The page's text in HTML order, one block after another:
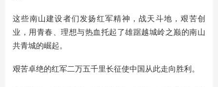
这些南山建设者们发扬红军精神，战天斗地，艰苦创
业，用青春、理想与热血托起了雄踞越城岭之巅的南山
共青城的崛起。
艰苦卓绝的红军二万五千里长征使中国从此走向胜利。